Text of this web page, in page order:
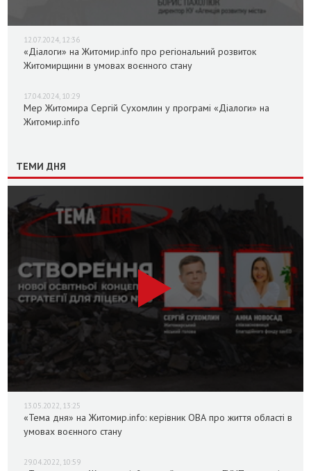
12.07.2024, 12:36
«Діалоги» на Житомир.info про регіональний розвиток
Житомирщини в умовах воєнного стану
17.04.2024, 10:29
Мер Житомира Сергій Сухомлин у програмі «Діалоги» на
Житомир.info
ТЕМИ ДНЯ
13.05.2022, 13:25
«Тема дня» на Житомир.info: керівник ОВА про життя області в
умовах воєнного стану
29.04.2022, 10:59